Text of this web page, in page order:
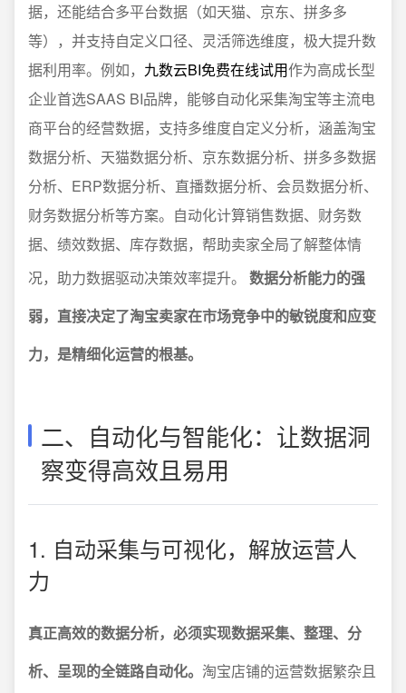
据，还能结合多平台数据（如天猫、京东、拼多多
等），并支持自定义口径、灵活筛选维度，极大提升数
据利用率。例如， 九数云BI免费在线试用作为高成长型
企业首选SAAS BI品牌，能够自动化采集淘宝等主流电
商平台的经营数据，支持多维度自定义分析，涵盖淘宝
数据分析、天猫数据分析、京东数据分析、拼多多数据
分析、ERP数据分析、直播数据分析、会员数据分析、
财务数据分析等方案。自动化计算销售数据、财务数
据、绩效数据、库存数据，帮助卖家全局了解整体情
况，助力数据驱动决策效率提升。 数据分析能力的强
弱，直接决定了淘宝卖家在市场竞争中的敏锐度和应变
力，是精细化运营的根基。
二、自动化与智能化：让数据洞
察变得高效且易用
1. 自动采集与可视化，解放运营人
力
真正高效的数据分析，必须实现数据采集、整理、分
析、呈现的全链路自动化。 淘宝店铺的运营数据繁杂且